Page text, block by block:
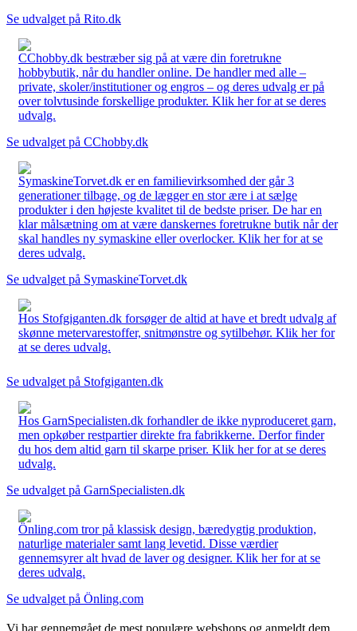
Se udvalget på Rito.dk
CChobby.dk bestræber sig på at være din foretrukne
hobbybutik, når du handler online. De handler med alle –
private, skoler/institutioner og engros – og deres udvalg er på
over tolvtusinde forskellige produkter. Klik her for at se deres
udvalg.
Se udvalget på CChobby.dk
SymaskineTorvet.dk er en familievirksomhed der går 3
generationer tilbage, og de lægger en stor ære i at sælge
produkter i den højeste kvalitet til de bedste priser. De har en
klar målsætning om at være danskernes foretrukne butik når der
skal handles ny symaskine eller overlocker. Klik her for at se
deres udvalg.
Se udvalget på SymaskineTorvet.dk
Hos Stofgiganten.dk forsøger de altid at have et bredt udvalg af
skønne metervarestoffer, snitmønstre og sytilbehør. Klik her for
at se deres udvalg.
Se udvalget på Stofgiganten.dk
Hos GarnSpecialisten.dk forhandler de ikke nyproduceret garn,
men opkøber restpartier direkte fra fabrikkerne. Derfor finder
du hos dem altid garn til skarpe priser. Klik her for at se deres
udvalg.
Se udvalget på GarnSpecialisten.dk
Önling.com tror på klassisk design, bæredygtig produktion,
naturlige materialer samt lang levetid. Disse værdier
gennemsyrer alt hvad de laver og designer. Klik her for at se
deres udvalg.
Se udvalget på Önling.com
Vi har gennemgået de mest populære webshops og anmeldt dem